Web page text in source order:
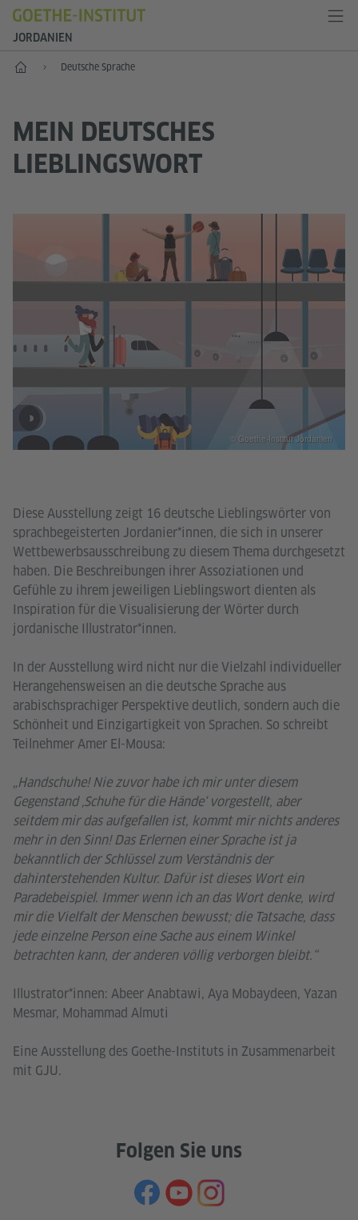
JORDANIEN
Start Deutsche Sprache
MEIN DEUTSCHES
LIEBLINGSWORT
© Goethe-Institut Jordanien
Diese Ausstellung zeigt 16 deutsche Lieblingswörter von
sprachbegeisterten Jordanier*innen, die sich in unserer
Wettbewerbsausschreibung zu diesem Thema durchgesetzt
haben. Die Beschreibungen ihrer Assoziationen und
Gefühle zu ihrem jeweiligen Lieblingswort dienten als
Inspiration für die Visualisierung der Wörter durch
jordanische Illustrator*innen.
In der Ausstellung wird nicht nur die Vielzahl individueller
Herangehensweisen an die deutsche Sprache aus
arabischsprachiger Perspektive deutlich, sondern auch die
Schönheit und Einzigartigkeit von Sprachen. So schreibt
Teilnehmer Amer El-Mousa:
„Handschuhe! Nie zuvor habe ich mir unter diesem
Gegenstand ‚Schuhe für die Hände‘ vorgestellt, aber
seitdem mir das aufgefallen ist, kommt mir nichts anderes
mehr in den Sinn! Das Erlernen einer Sprache ist ja
bekanntlich der Schlüssel zum Verständnis der
dahinterstehenden Kultur. Dafür ist dieses Wort ein
Paradebeispiel. Immer wenn ich an das Wort denke, wird
mir die Vielfalt der Menschen bewusst; die Tatsache, dass
jede einzelne Person eine Sache aus einem Winkel
betrachten kann, der anderen völlig verborgen bleibt.“
Illustrator*innen: Abeer Anabtawi, Aya Mobaydeen, Yazan
Mesmar, Mohammad Almuti
Eine Ausstellung des Goethe-Instituts in Zusammenarbeit
mit GJU.
Folgen Sie uns